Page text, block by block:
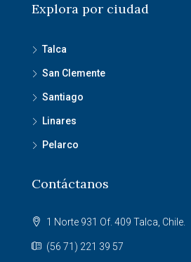
Explora por ciudad
Talca
San Clemente
Santiago
Linares
Pelarco
Contáctanos
1 Norte 931 Of. 409 Talca, Chile.
(56 71) 221 39 57